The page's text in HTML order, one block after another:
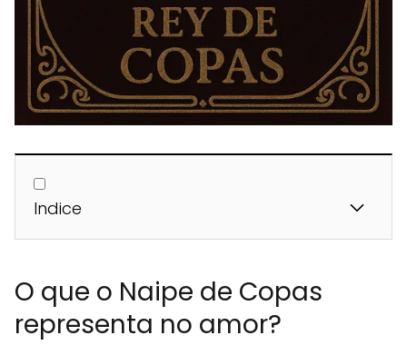
Indice
O que o Naipe de Copas
representa no amor?